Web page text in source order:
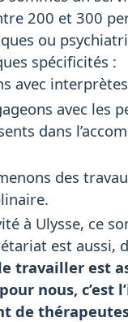
200 et 300
ou
spécificités :
avec
avec les
dans
des
à Ulysse, ce
est aussi,
travailler est
pour nous,
de